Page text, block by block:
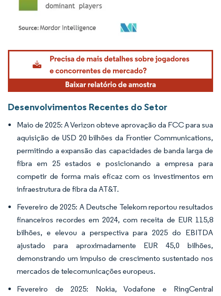
Imagem © Mordor Intelligence. O reuso requer atribuição conforme CC BY 4.0.
Desenvolvimentos Recentes do Setor
Maio de 2025: A Verizon obteve aprovação da FCC para sua
aquisição de USD 20 bilhões da Frontier Communications,
permitindo a expansão das capacidades de banda larga de
fibra em 25 estados e posicionando a empresa para
competir de forma mais eficaz com os investimentos em
infraestrutura de fibra da AT&T.
Fevereiro de 2025: A Deutsche Telekom reportou resultados
financeiros recordes em 2024, com receita de EUR 115,8
bilhões, e elevou a perspectiva para 2025 do EBITDA
ajustado para aproximadamente EUR 45,0 bilhões,
demonstrando um impulso de crescimento sustentado nos
mercados de telecomunicações europeus.
Fevereiro de 2025: Nokia, Vodafone e RingCentral